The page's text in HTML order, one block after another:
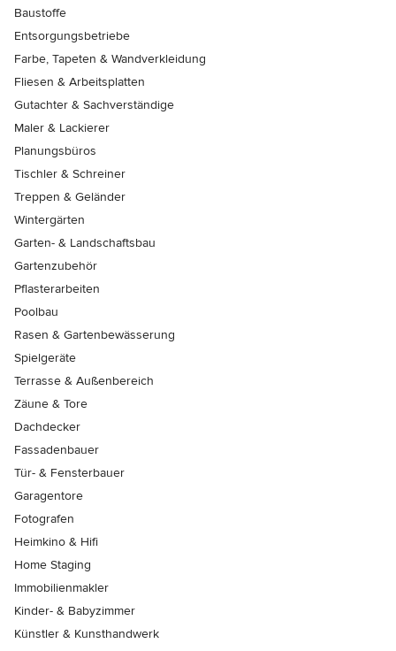
Baustoffe
Entsorgungsbetriebe
Farbe, Tapeten & Wandverkleidung
Fliesen & Arbeitsplatten
Gutachter & Sachverständige
Maler & Lackierer
Planungsbüros
Tischler & Schreiner
Treppen & Geländer
Wintergärten
Garten- & Landschaftsbau
Gartenzubehör
Pflasterarbeiten
Poolbau
Rasen & Gartenbewässerung
Spielgeräte
Terrasse & Außenbereich
Zäune & Tore
Dachdecker
Fassadenbauer
Tür- & Fensterbauer
Garagentore
Fotografen
Heimkino & Hifi
Home Staging
Immobilienmakler
Kinder- & Babyzimmer
Künstler & Kunsthandwerk